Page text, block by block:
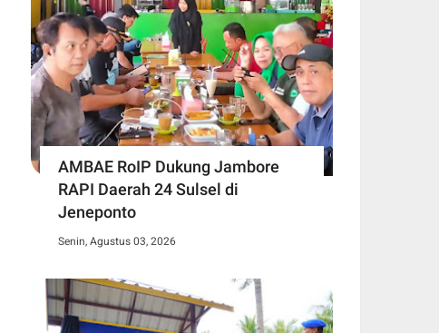
AMBAE RoIP Dukung Jambore
RAPI Daerah 24 Sulsel di
Jeneponto
Senin, Agustus 03, 2026